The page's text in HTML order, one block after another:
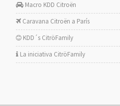
Macro KDD Citroën
Caravana Citroën a París
KDD´s CitröFamily
La iniciativa CitröFamily